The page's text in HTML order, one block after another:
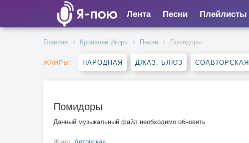
Лента Песни Плейлисты
Главная Кропачев Игорь Песни Помидоры
ЖАНРЫ: НАРОДНАЯ ДЖАЗ, БЛЮЗ СОАВТОРСКАЯ
Помидоры
Данный музыкальный файл необходимо обновить